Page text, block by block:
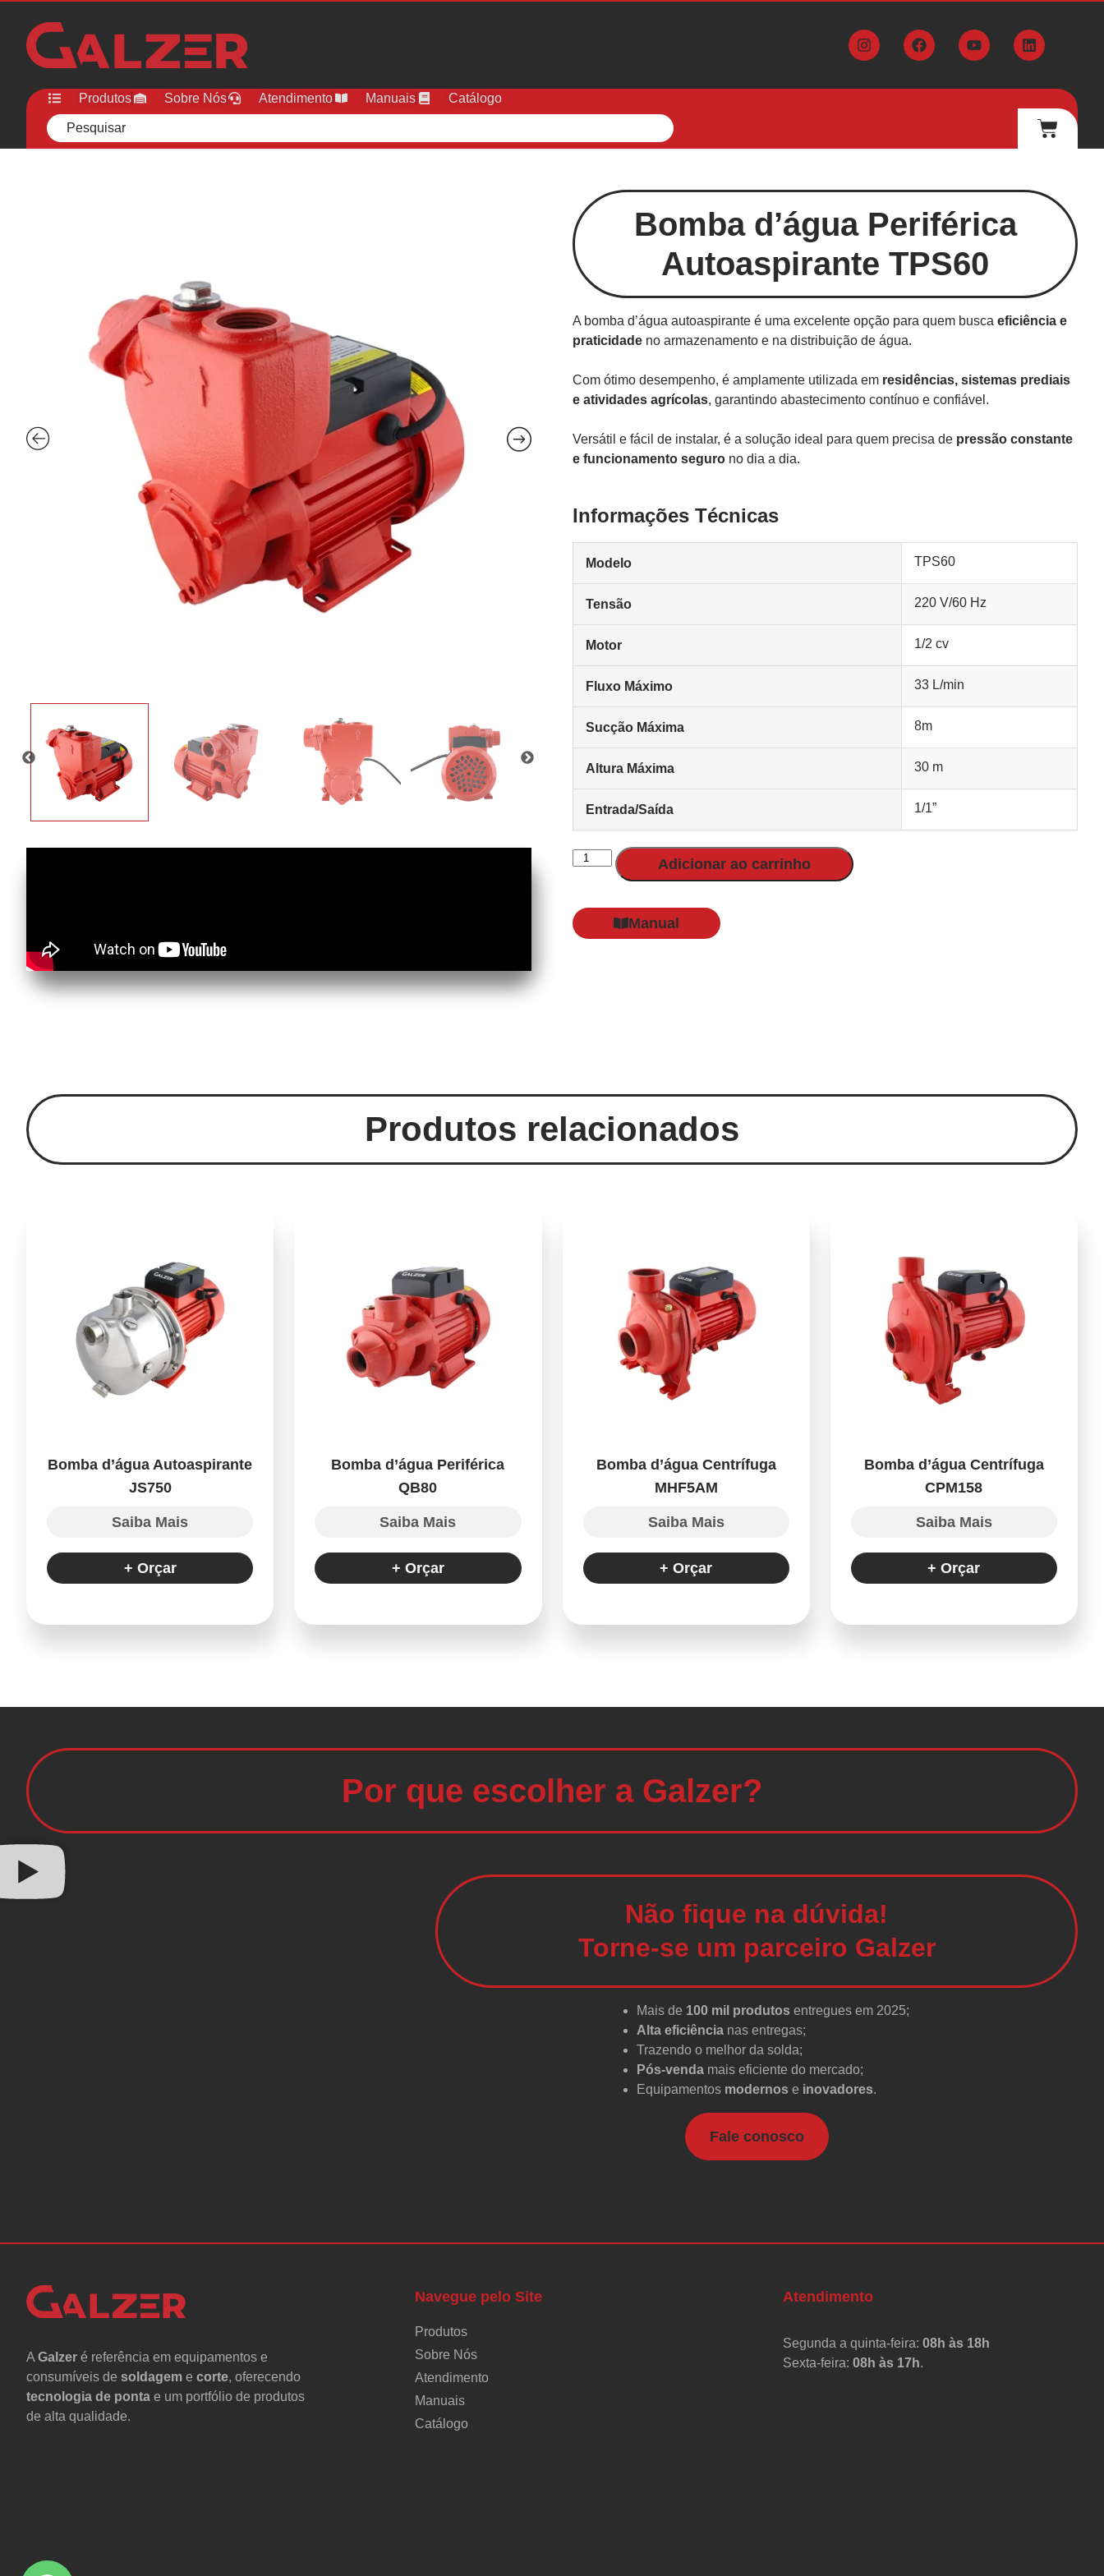
Produtos Sobre Nós Atendimento Manuais Catálogo
Bomba d’água Periférica
Autoaspirante TPS60
A bomba d’água autoaspirante é uma excelente opção para quem busca eficiência e
praticidade no armazenamento e na distribuição de água.
Com ótimo desempenho, é amplamente utilizada em residências, sistemas prediais
e atividades agrícolas, garantindo abastecimento contínuo e confiável.
Versátil e fácil de instalar, é a solução ideal para quem precisa de pressão constante
e funcionamento seguro no dia a dia.
Informações Técnicas
Modelo TPS60
Tensão 220 V/60 Hz
Motor 1/2 cv
Fluxo Máximo 33 L/min
Sucção Máxima 8m
Altura Máxima 30 m
Entrada/Saída 1/1”
Adicionar ao carrinho
Manual
Produtos relacionados
Bomba d’água Autoaspirante
JS750
Saiba Mais
+ Orçar
Bomba d’água Periférica
QB80
Saiba Mais
+ Orçar
Bomba d’água Centrífuga
MHF5AM
Saiba Mais
+ Orçar
Bomba d’água Centrífuga
CPM158
Saiba Mais
+ Orçar
Por que escolher a Galzer?
Não fique na dúvida!
Torne-se um parceiro Galzer
Mais de 100 mil produtos entregues em 2025;
Alta eficiência nas entregas;
Trazendo o melhor da solda;
Pós-venda mais eficiente do mercado;
Equipamentos modernos e inovadores.
Fale conosco
A Galzer é referência em equipamentos e
consumíveis de soldagem e corte, oferecendo
tecnologia de ponta e um portfólio de produtos
de alta qualidade.
Navegue pelo Site
Produtos
Sobre Nós
Atendimento
Manuais
Catálogo
Atendimento
Segunda a quinta-feira: 08h às 18h
Sexta-feira: 08h às 17h.